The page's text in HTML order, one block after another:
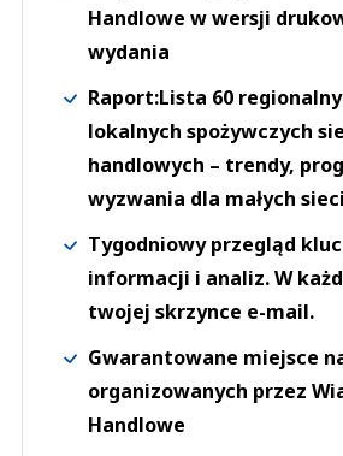
Handlowe w wersji
wydania
Raport:Lista 60
lokalnych spożywczych
handlowych – trendy,
wyzwania dla małych sieci
Tygodniowy przegląd
informacji i analiz. W
twojej skrzynce e-mail.
Gwarantowane miejsce
organizowanych przez
Handlowe